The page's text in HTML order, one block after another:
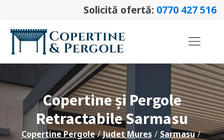
Solicită ofertă: 0770 427 516
Copertine și Pergole
RetractabileSarmasu
Copertine Pergole / Judet Mures / Sarmasu /